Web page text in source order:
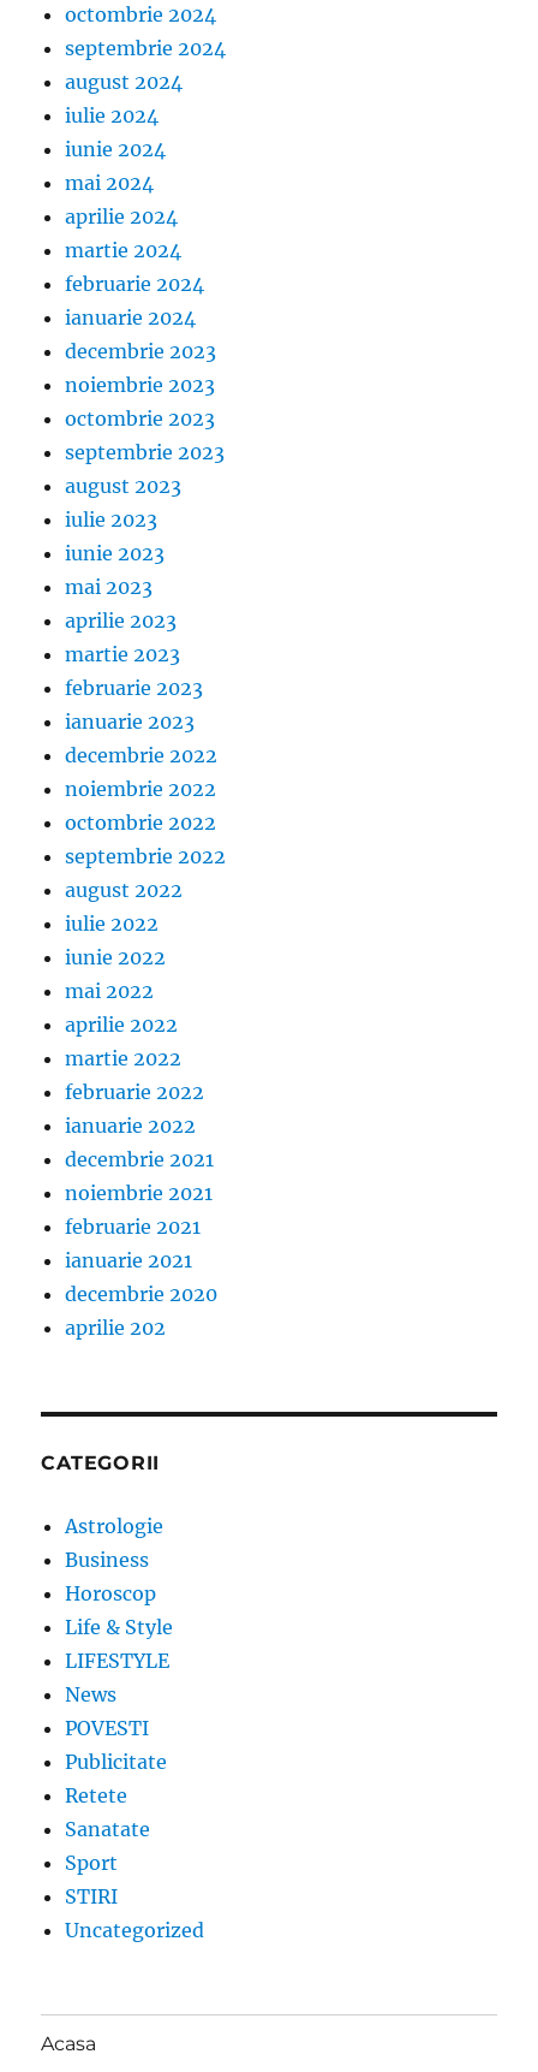
octombrie 2024
septembrie 2024
august 2024
iulie 2024
iunie 2024
mai 2024
aprilie 2024
martie 2024
februarie 2024
ianuarie 2024
decembrie 2023
noiembrie 2023
octombrie 2023
septembrie 2023
august 2023
iulie 2023
iunie 2023
mai 2023
aprilie 2023
martie 2023
februarie 2023
ianuarie 2023
decembrie 2022
noiembrie 2022
octombrie 2022
septembrie 2022
august 2022
iulie 2022
iunie 2022
mai 2022
aprilie 2022
martie 2022
februarie 2022
ianuarie 2022
decembrie 2021
noiembrie 2021
februarie 2021
ianuarie 2021
decembrie 2020
aprilie 202
CATEGORII
Astrologie
Business
Horoscop
Life & Style
LIFESTYLE
News
POVESTI
Publicitate
Retete
Sanatate
Sport
STIRI
Uncategorized
Acasa